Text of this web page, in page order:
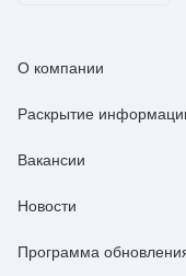
О компании
Раскрытие
Вакансии
Новости
Программа